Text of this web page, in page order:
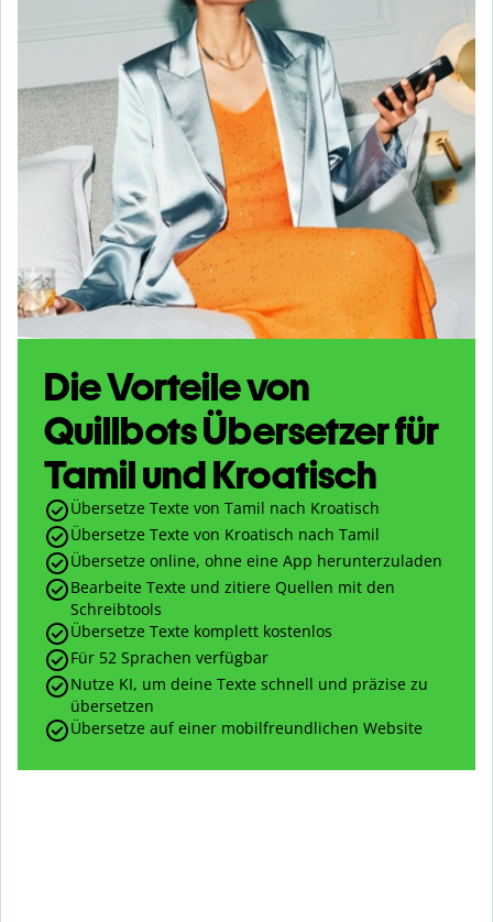
Die Vorteile von
Quillbots Übersetzer für
Tamil und Kroatisch
Übersetze Texte von Tamil nach Kroatisch
Übersetze Texte von Kroatisch nach Tamil
Übersetze online, ohne eine App herunterzuladen
Bearbeite Texte und zitiere Quellen mit den
Schreibtools
Übersetze Texte komplett kostenlos
Für 52 Sprachen verfügbar
Nutze KI, um deine Texte schnell und präzise zu
übersetzen
Übersetze auf einer mobilfreundlichen Website